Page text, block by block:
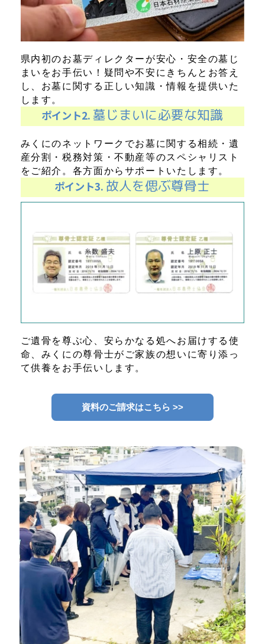
県内初のお墓ディレクターが安心・安全の墓じ
まいをお手伝い！疑問や不安にきちんとお答え
し、お墓に関する正しい知識・情報を提供いた
します。
ポイント2.墓じまいに必要な知識
みくにのネットワークでお墓に関する相続・遺
産分割・税務対策・不動産等のスペシャリスト
をご紹介。各方面からサポートいたします。
ポイント3. 故人を偲ぶ尊骨士
ご遺骨を尊ぶ心、安らかなる処へお届けする使
命、みくにの尊骨士がご家族の想いに寄り添っ
て供養をお手伝いします。
資料のご請求はこちら >>